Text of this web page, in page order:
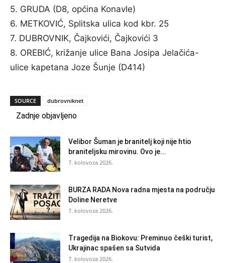
5. GRUDA (D8, općina Konavle)
6. METKOVIĆ, Splitska ulica kod kbr. 25
7. DUBROVNIK, Čajkovići, Čajkovići 3
8. OREBIĆ, križanje ulice Bana Josipa Jelačića-
ulice kapetana Joze Šunje (D414)
SOURCE dubrovniknet
Zadnje objavljeno
Velibor Šuman je branitelj koji nije htio
braniteljsku mirovinu. Ovo je...
7. kolovoza 2026.
BURZA RADA Nova radna mjesta na području
Doline Neretve
7. kolovoza 2026.
Tragedija na Biokovu: Preminuo češki turist,
Ukrajinac spašen sa Sutvida
7. kolovoza 2026.